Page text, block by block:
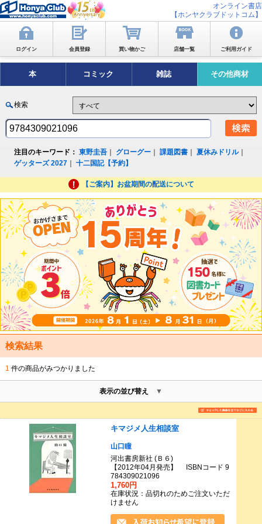
オンライン書店
【ホンヤクラブドットコム】
ログイン 会員登録 買い物かご 店舗一覧 ご利用ガイド
本 コミック 雑誌 その他商材
検索
注目のキーワード： 東野圭吾 グローグー ｜課題図書 ｜夏休みドリル｜
ゲッターズ 2027 ｜十二国記【予約】
【ご案内】お盆期間の配送について
検索結果
1 件の商品がみつかりました
表示の並び替え
キマジメ人生相談室
山口瞳
河出書房新社 (Ｂ６)
【2012年04月発売】 ISBNコード 9
784309021096
1,760円
在庫状況：品切れのためご注文いただ
けません